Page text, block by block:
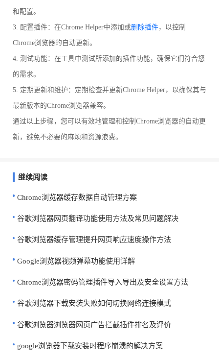
和配置。
3. 配置插件：在Chrome Helper中添加或删除插件，以控制
Chrome浏览器的自动更新。
4. 测试功能：在工具中测试所添加的插件功能，确保它们符合您
的需求。
5. 定期更新和维护：定期检查并更新Chrome Helper，以确保其与
最新版本的Chrome浏览器兼容。
通过以上步骤，您可以有效地管理和控制Chrome浏览器的自动更
新，避免不必要的麻烦和资源浪费。
继续阅读
Chrome浏览器缓存数据自动管理方案
谷歌浏览器网页翻译功能使用方法及常见问题解决
谷歌浏览器缓存管理提升网页响应速度操作方法
Google浏览器视频弹幕功能使用详解
Chrome浏览器密码管理插件导入导出及安全设置方法
谷歌浏览器下载安装失败如何切换网络连接模式
谷歌浏览器浏览器网页广告拦截插件排名及评价
google浏览器下载安装时程序崩溃的解决方案